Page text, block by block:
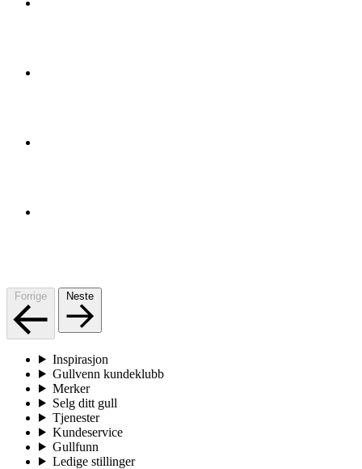
Forrige Neste
Inspirasjon
Gullvenn kundeklubb
Merker
Selg ditt gull
Tjenester
Kundeservice
Gullfunn
Ledige stillinger